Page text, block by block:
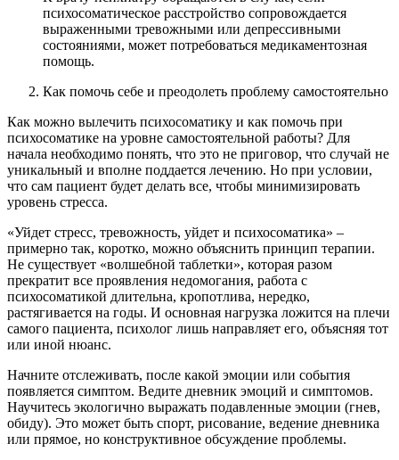
психосоматическое расстройство сопровождается
выраженными тревожными или депрессивными
состояниями, может потребоваться медикаментозная
помощь.
Как помочь себе и преодолеть проблему самостоятельно
Как можно вылечить психосоматику и как помочь при
психосоматике на уровне самостоятельной работы? Для
начала необходимо понять, что это не приговор, что случай не
уникальный и вполне поддается лечению. Но при условии,
что сам пациент будет делать все, чтобы минимизировать
уровень стресса.
«Уйдет стресс, тревожность, уйдет и психосоматика» –
примерно так, коротко, можно объяснить принцип терапии.
Не существует «волшебной таблетки», которая разом
прекратит все проявления недомогания, работа с
психосоматикой длительна, кропотлива, нередко,
растягивается на годы. И основная нагрузка ложится на плечи
самого пациента, психолог лишь направляет его, объясняя тот
или иной нюанс.
Начните отслеживать, после какой эмоции или события
появляется симптом. Ведите дневник эмоций и симптомов.
Научитесь экологично выражать подавленные эмоции (гнев,
обиду). Это может быть спорт, рисование, ведение дневника
или прямое, но конструктивное обсуждение проблемы.